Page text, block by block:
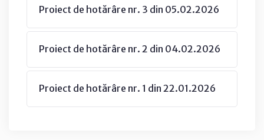
Proiect de hotărâre nr. 3 din 05.02.2026
Proiect de hotărâre nr. 2 din 04.02.2026
Proiect de hotărâre nr. 1 din 22.01.2026